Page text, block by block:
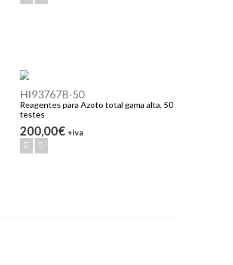
HI93767B-50
Reagentes para Azoto total gama alta, 50
testes
200,00€ +iva